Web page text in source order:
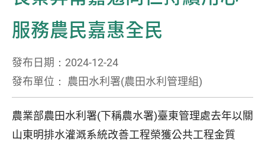
服務農民嘉惠全民
發布日期：2024-12-24
發布單位： 農田水利署(農田水利管理組)
農業部農田水利署(下稱農水署)臺東管理處去年以關
山東明排水灌溉系統改善工程榮獲公共工程金質